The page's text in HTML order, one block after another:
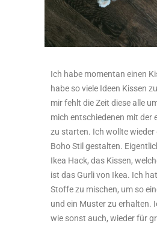
Ich habe momentan einen
habe so viele Ideen Kissen
mir fehlt die Zeit diese alle
mich entschiedenen mit der
zu starten. Ich wollte wieder
Boho Stil gestalten.
Ikea Hack, das Kissen,
ist das Gurli von Ikea. Ich
Stoffe zu mischen, um so
und ein Muster zu erhalten.
wie sonst auch, wieder für